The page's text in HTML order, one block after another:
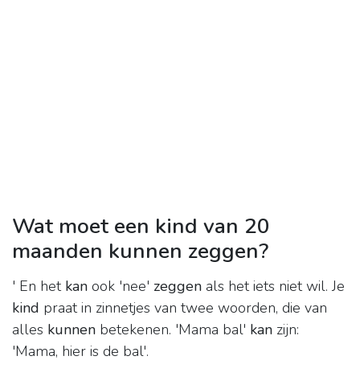
Wat moet een kind van 20
maanden kunnen zeggen?
' En het kan ook 'nee' zeggen als het iets niet wil. Je
kind praat in zinnetjes van twee woorden, die van
alles kunnen betekenen. 'Mama bal' kan zijn:
'Mama, hier is de bal'.